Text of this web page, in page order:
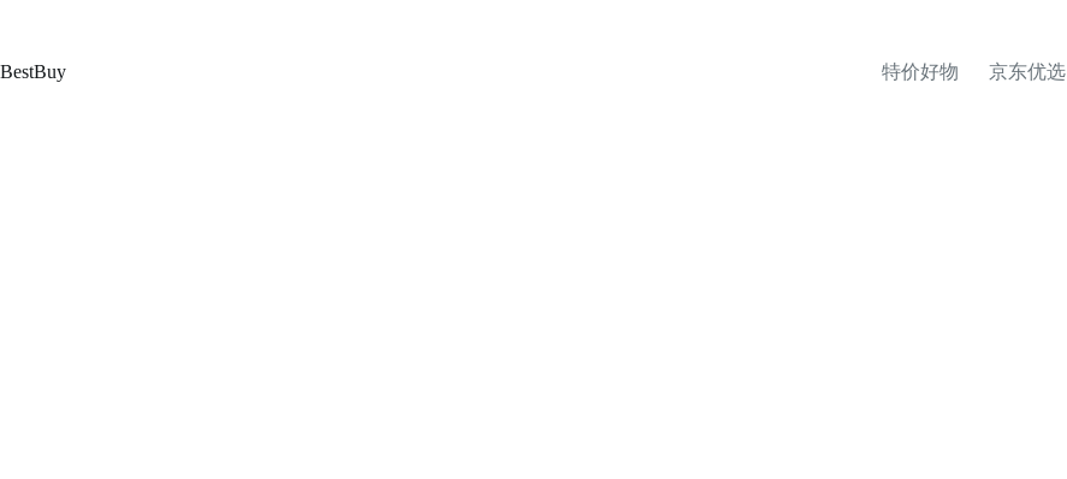
内
BestBuy 特价好物 京东优选